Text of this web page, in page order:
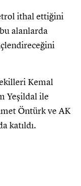
ithal ettiğini
alanlarda
Kemal
Yeşildal ile
Öntürk ve AK
katıldı.